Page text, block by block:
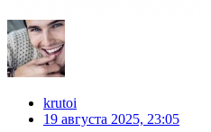
krutoi
19 августа 2025, 23:05